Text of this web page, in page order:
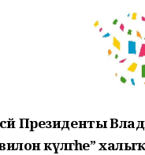
Президенты
күләгәһе”